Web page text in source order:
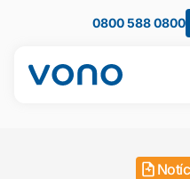
0800 588 0800